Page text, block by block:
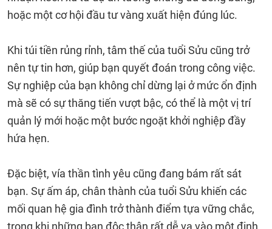
hoặc một cơ hội đầu tư vàng xuất hiện đúng lúc.
Khi túi tiền rủng rỉnh, tâm thế của tuổi Sửu cũng trở
nên tự tin hơn, giúp bạn quyết đoán trong công việc.
Sự nghiệp của bạn không chỉ dừng lại ở mức ổn định
mà sẽ có sự thăng tiến vượt bậc, có thể là một vị trí
quản lý mới hoặc một bước ngoặt khởi nghiệp đầy
hứa hẹn.
Đặc biệt, vía thần tình yêu cũng đang bám rất sát
bạn. Sự ấm áp, chân thành của tuổi Sửu khiến các
mối quan hệ gia đình trở thành điểm tựa vững chắc,
trong khi những bạn độc thân rất dễ va vào một định